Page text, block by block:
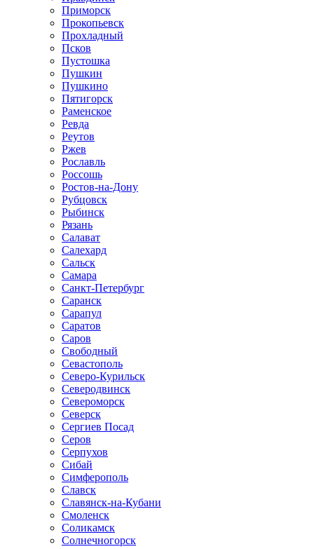
Приморск
Прокопьевск
Прохладный
Псков
Пустошка
Пушкин
Пушкино
Пятигорск
Раменское
Ревда
Реутов
Ржев
Рославль
Россошь
Ростов-на-Дону
Рубцовск
Рыбинск
Рязань
Салават
Салехард
Сальск
Самара
Санкт-Петербург
Саранск
Сарапул
Саратов
Саров
Свободный
Севастополь
Северо-Курильск
Северодвинск
Североморск
Северск
Сергиев Посад
Серов
Серпухов
Сибай
Симферополь
Славск
Славянск-на-Кубани
Смоленск
Соликамск
Солнечногорск